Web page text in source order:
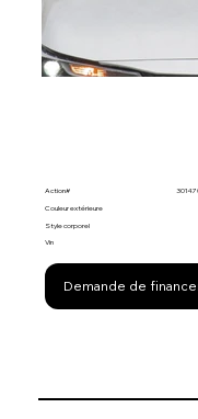
Action#
Couleur extérieure
Style corporel
Vin
Demande de